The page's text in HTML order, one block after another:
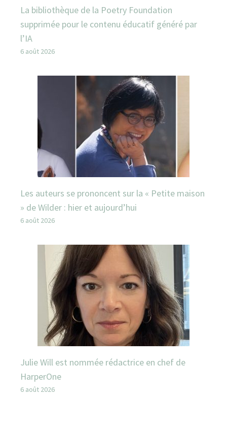
La bibliothèque de la Poetry Foundation
supprimée pour le contenu éducatif généré par
l’IA
6 août 2026
Les auteurs se prononcent sur la « Petite maison
» de Wilder : hier et aujourd’hui
6 août 2026
Julie Will est nommée rédactrice en chef de
HarperOne
6 août 2026